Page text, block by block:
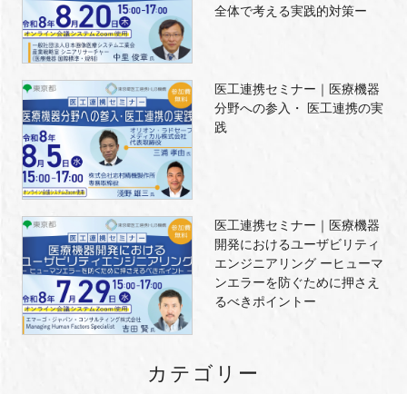
全体で考える実践的対策ー
医工連携セミナー｜医療機器
分野への参入・ 医工連携の実
践
医工連携セミナー｜医療機器
開発におけるユーザビリティ
エンジニアリング ーヒューマ
ンエラーを防ぐために押さえ
るべきポイントー
カテゴリー